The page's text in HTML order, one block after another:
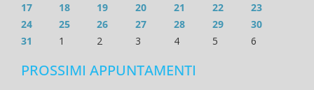
17
18 19 20 21 22
23
24
25 26 27 28 29
30
31
1 2 3 4 5 6
PROSSIMI APPUNTAMENTI